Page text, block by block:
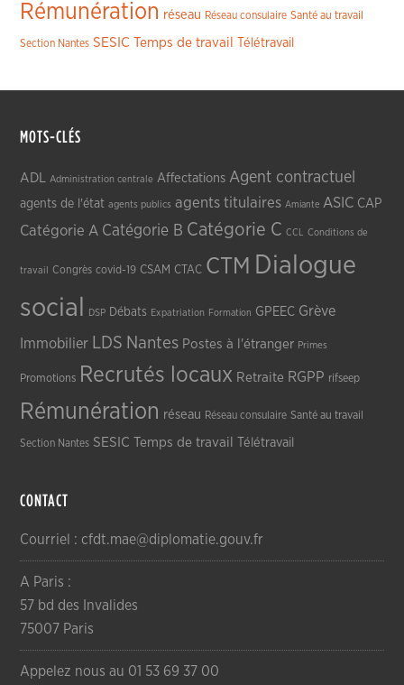
Rémunération réseau Réseau consulaire Santé au travail
Section Nantes SESIC Temps de travail Télétravail
MOTS-CLÉS
ADL Administration centrale Affectations Agent contractuel
agents de l'état agents publics agents titulaires Amiante ASIC CAP
Catégorie A Catégorie B Catégorie C CCL Conditions de
travail Congrès covid-19 CSAM CTAC CTM Dialogue
social
DSP Débats Expatriation Formation GPEEC Grève
Immobilier LDS Nantes Postes à l'étranger Primes
Promotions Recrutés locaux Retraite RGPP rifseep
Rémunération réseau Réseau consulaire Santé au travail
Section Nantes SESIC Temps de travail Télétravail
CONTACT
Courriel : cfdt.mae@diplomatie.gouv.fr
A Paris :
57 bd des Invalides
75007 Paris
Appelez nous au 01 53 69 37 00